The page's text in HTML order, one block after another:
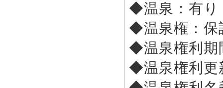
◆温泉：有り
◆温泉権：保
◆温泉権利期
◆温泉権利更